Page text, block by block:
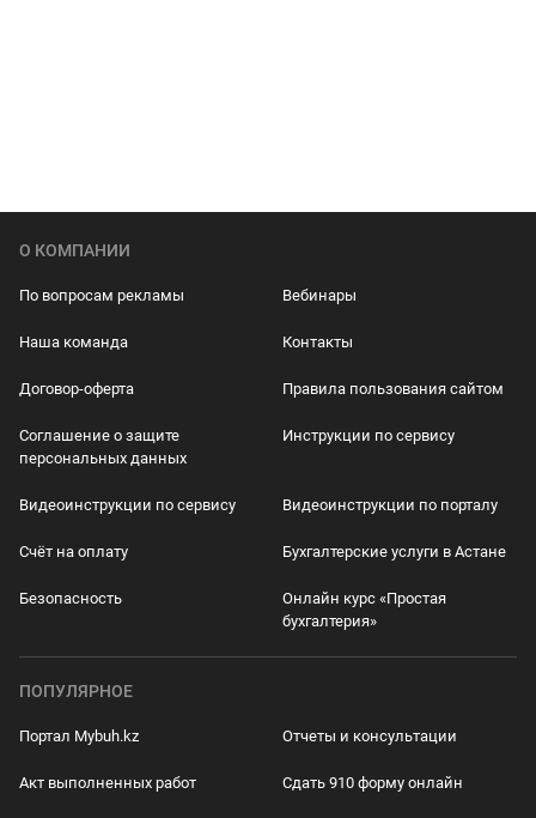
О КОМПАНИИ
По вопросам рекламы Вебинары
Наша команда Контакты
Договор-оферта Правила пользования сайтом
Соглашение о защите
персональных данных
Инструкции по сервису
Видеоинструкции по сервису Видеоинструкции по порталу
Счёт на оплату Бухгалтерские услуги в Астане
Безопасность
Онлайн курс «Простая
бухгалтерия»
ПОПУЛЯРНОЕ
Портал Mybuh.kz Отчеты и консультации
Акт выполненных работ Сдать 910 форму онлайн